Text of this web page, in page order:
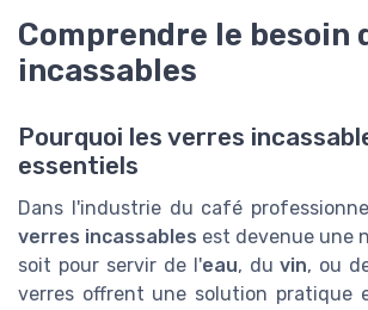
Comprendre le besoin
incassables
Pourquoi les verres
essentiels
Dans l'industrie du café
verres incassables est devenue une
soit pour servir de l'eau, duvin, ou
verres offrent une solution pratique